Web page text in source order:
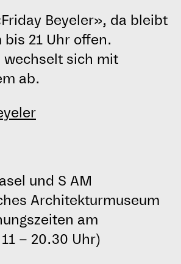
Beyeler», da bleibt
21 Uhr offen.
sich mit
ab.
und S AM
Architekturmuseum
am
– 20.30 Uhr)